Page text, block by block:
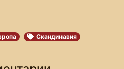
Скандинавия